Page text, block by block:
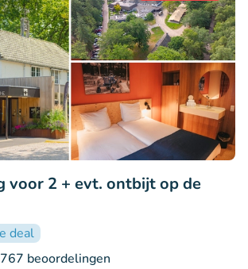
voor 2 + evt. ontbijt op de
deal
beoordelingen